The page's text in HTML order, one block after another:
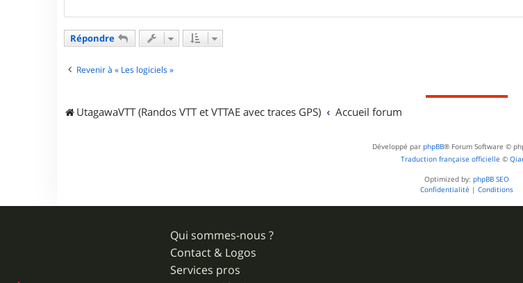
c
e
i
Répondre
Revenir à « Les logiciels »
UtagawaVTT (Randos VTT et VTTAE avec traces GPS) Accueil forum
Développé par phpBB® Forum Software ©
Traduction française officielle ©
Optimized by: phpBB SEO
Confidentialité | Conditions
Qui sommes-nous ?
Contact & Logos
Services pros